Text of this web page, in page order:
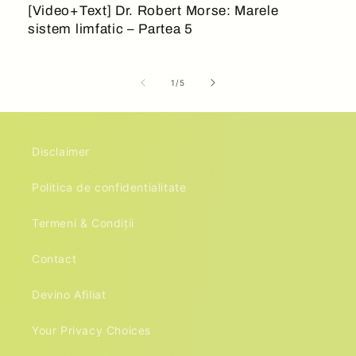
[Video+Text] Dr. Robert Morse: Marele
sistem limfatic – Partea 5
1 /din
5
Disclaimer
Politica de confidentialitate
Termeni & Condiții
Contact
Devino Afiliat
Your Privacy Choices